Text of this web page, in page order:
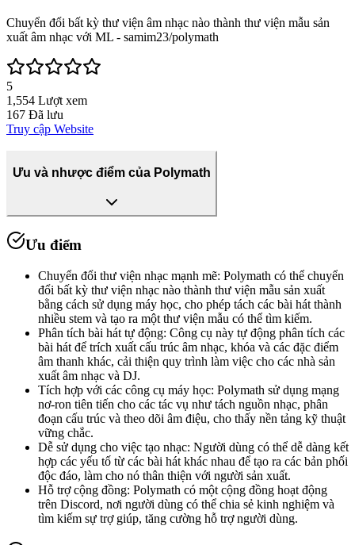
Chuyển đổi bất kỳ thư viện âm nhạc nào thành thư viện mẫu sản
xuất âm nhạc với ML - samim23/polymath
5
1,554 Lượt xem
167 Đã lưu
Truy cập Website
Ưu và nhược điểm của Polymath
Ưu điểm
Chuyển đổi thư viện nhạc mạnh mẽ: Polymath có thể chuyển
đổi bất kỳ thư viện nhạc nào thành thư viện mẫu sản xuất
bằng cách sử dụng máy học, cho phép tách các bài hát thành
nhiều stem và tạo ra một thư viện mẫu có thể tìm kiếm.
Phân tích bài hát tự động: Công cụ này tự động phân tích các
bài hát để trích xuất cấu trúc âm nhạc, khóa và các đặc điểm
âm thanh khác, cải thiện quy trình làm việc cho các nhà sản
xuất âm nhạc và DJ.
Tích hợp với các công cụ máy học: Polymath sử dụng mạng
nơ-ron tiên tiến cho các tác vụ như tách nguồn nhạc, phân
đoạn cấu trúc và theo dõi âm điệu, cho thấy nền tảng kỹ thuật
vững chắc.
Dễ sử dụng cho việc tạo nhạc: Người dùng có thể dễ dàng kết
hợp các yếu tố từ các bài hát khác nhau để tạo ra các bản phối
độc đáo, làm cho nó thân thiện với người sản xuất.
Hỗ trợ cộng đồng: Polymath có một cộng đồng hoạt động
trên Discord, nơi người dùng có thể chia sẻ kinh nghiệm và
tìm kiếm sự trợ giúp, tăng cường hỗ trợ người dùng.